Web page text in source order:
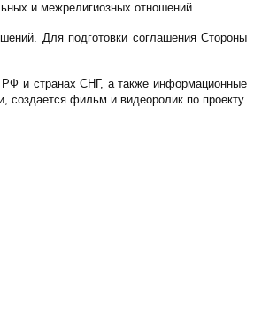
и межрелигиозных отношений.
Для подготовки соглашения Стороны
РФ и странах СНГ, а также информационные
создается фильм и видеоролик по проекту.